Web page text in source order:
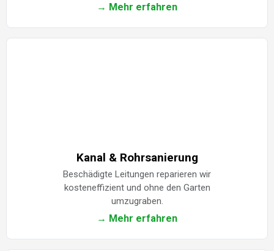
→ Mehr erfahren
Kanal & Rohrsanierung
Beschädigte Leitungen reparieren wir
kosteneffizient und ohne den Garten
umzugraben.
→ Mehr erfahren